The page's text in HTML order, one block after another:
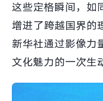
这些定格瞬间，如
增进了跨越国界的
新华社通过影像力
文化魅力的一次生